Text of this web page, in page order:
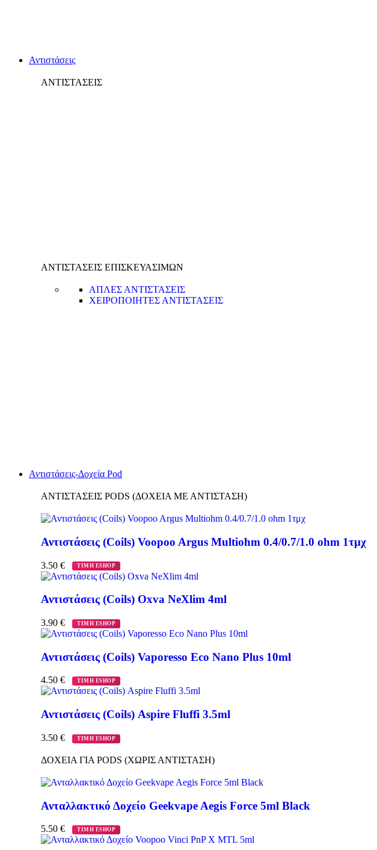
Αντιστάσεις
ΑΝΤΙΣΤΑΣΕΙΣ
ΑΝΤΙΣΤΑΣΕΙΣ ΕΠΙΣΚΕΥΑΣΙΜΩΝ
ΑΠΛΕΣ ΑΝΤΙΣΤΑΣΕΙΣ
ΧΕΙΡΟΠΟΙΗΤΕΣ ΑΝΤΙΣΤΑΣΕΙΣ
Αντιστάσεις-Δοχεία Pod
ΑΝΤΙΣΤΑΣΕΙΣ PODS (ΔΟΧΕΙΑ ΜΕ ΑΝΤΙΣΤΑΣΗ)
Αντιστάσεις (Coils) Voopoo Argus Multiohm 0.4/0.7/1.0 ohm 1τμχ
3.50 € ΤΙΜΗ ESHOP
Αντιστάσεις (Coils) Oxva NeXlim 4ml
3.90 € ΤΙΜΗ ESHOP
Αντιστάσεις (Coils) Vaporesso Eco Nano Plus 10ml
4.50 € ΤΙΜΗ ESHOP
Αντιστάσεις (Coils) Aspire Fluffi 3.5ml
3.50 € ΤΙΜΗ ESHOP
ΔΟΧΕΙΑ ΓΙΑ PODS (ΧΩΡΙΣ ΑΝΤΙΣΤΑΣΗ)
Ανταλλακτικό Δοχείο Geekvape Aegis Force 5ml Black
5.50 € ΤΙΜΗ ESHOP